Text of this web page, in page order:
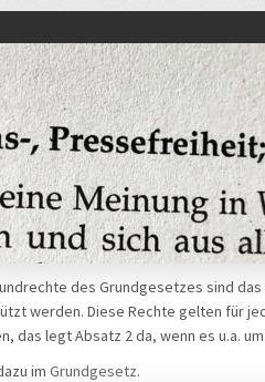
des Grundgesetzes sind
werden. Diese Rechte gelten für
das legt Absatz 2 da, wenn es u.a.
im Grundgesetz.